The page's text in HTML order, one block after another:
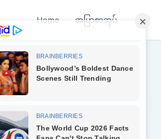
Home အပြာစာအုပ်